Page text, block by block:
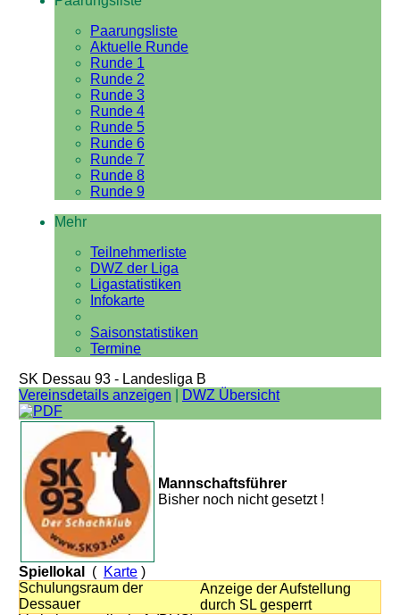
Paarungsliste
Aktuelle Runde
Runde 1
Runde 2
Runde 3
Runde 4
Runde 5
Runde 6
Runde 7
Runde 8
Runde 9
Mehr
Teilnehmerliste
DWZ der Liga
Ligastatistiken
Infokarte
Saisonstatistiken
Termine
SK Dessau 93 - Landesliga B
Vereinsdetails anzeigen
DWZ Übersicht
Mannschaftsführer
Bisher noch nicht gesetzt !
Spiellokal ( Karte)
Schulungsraum der
Dessauer
Anzeige der Aufstellung
durch SL gesperrt